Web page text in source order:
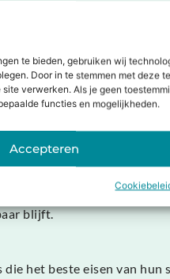
te bieden, gebruiken wij
Door in te stemmen met deze
site verwerken. Als je geen
functies en mogelijkheden.
Accepteren
type foto. Dankzij AI-
en met
voldoende capaciteit
Dankzij slimme AI-
waarmee je
te beschermen
Edge draait op het
blijft.
het beste eisen van